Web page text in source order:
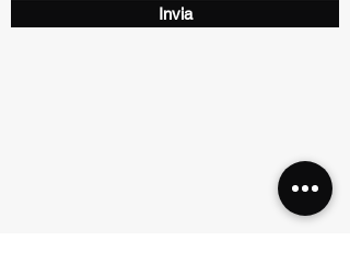
Invia